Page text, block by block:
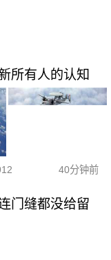
所有人的认知
40分钟前
门缝都没给留